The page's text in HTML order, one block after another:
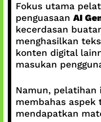
Fokus utama
penguasaan AI
kecerdasan
menghasilkan
konten digital
masukan
Namun, pelatihan
membahas aspek
mendapatkan